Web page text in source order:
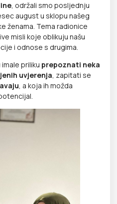
, održali smo posljednju
august u sklopu našeg
ženama. Tema radionice
misli koje oblikuju našu
i odnose s drugima.
priliku prepoznati neka
uvjerenja, zapitati se
, a koja ih možda